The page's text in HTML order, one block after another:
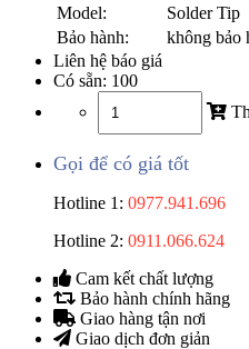
Model:
Solder Tip
Bảo hành:
không bảo
Liên hệ báo giá
Có sẵn: 100
Gọi để có giá tốt
Hotline 1: 0977.941.696
Hotline 2: 0911.066.624
Cam kết chất lượng
Bảo hành chính hãng
Giao hàng tận nơi
Giao dịch đơn giản